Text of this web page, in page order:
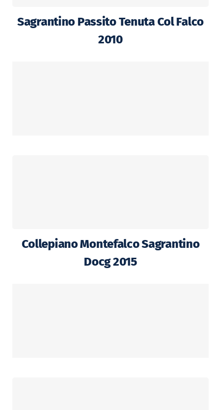
Sagrantino Passito Tenuta Col Falco
2010
Collepiano Montefalco Sagrantino
Docg 2015